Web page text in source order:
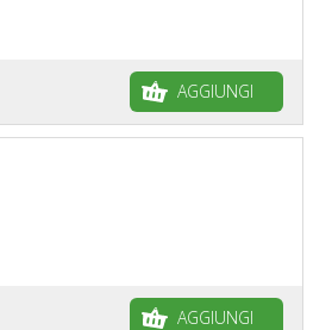
AGGIUNGI
AGGIUNGI